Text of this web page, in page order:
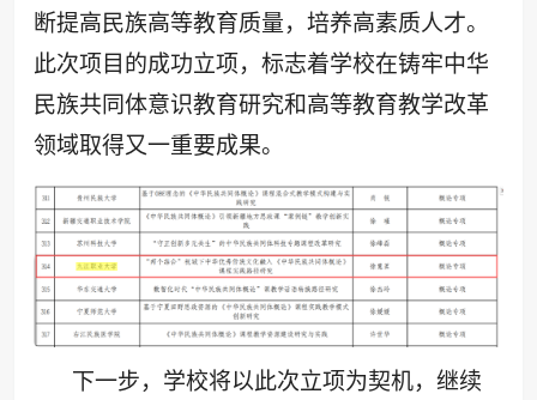
断提高民族高等教育质量，培养高素质人才。
此次项目的成功立项，标志着学校在铸牢中华
民族共同体意识教育研究和高等教育教学改革
领域取得又一重要成果。
下一步，学校将以此次立项为契机，继续